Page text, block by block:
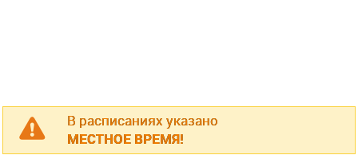
В расписаниях указано
МЕСТНОЕ ВРЕМЯ!